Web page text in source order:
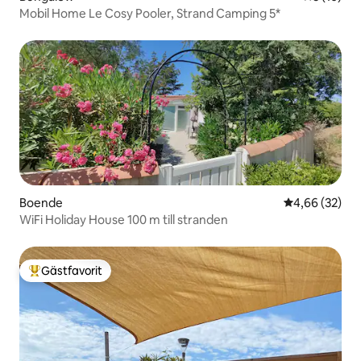
Mobil Home Le Cosy Pooler, Strand Camping 5*
Boende 4,66 av 5 i
4,66 (32)
WiFi Holiday House 100 m till stranden
Populär gästfavorit
Gästfavorit